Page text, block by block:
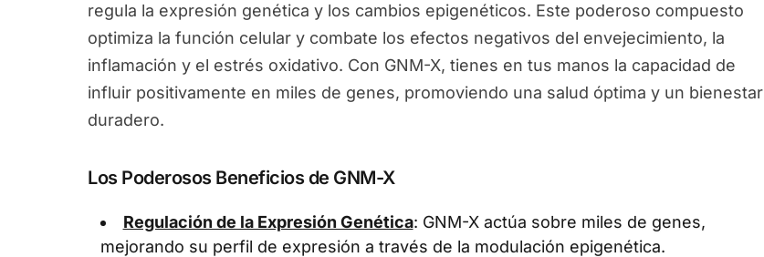
regula la expresión genética y los cambios epigenéticos. Este poderoso compuesto
optimiza la función celular y combate los efectos negativos del envejecimiento, la
inflamación y el estrés oxidativo. Con GNM-X, tienes en tus manos la capacidad de
influir positivamente en miles de genes, promoviendo una salud óptima y un bienestar
duradero.
Los Poderosos Beneficios de GNM-X
Regulación de la Expresión Genética: GNM-X actúa sobre miles de genes,
mejorando su perfil de expresión a través de la modulación epigenética.